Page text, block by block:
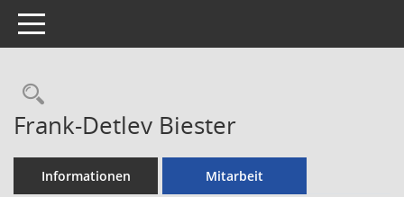
Toggle navigation
Rechercheauswahl
Frank-Detlev Biester
Informationen Mitarbeit